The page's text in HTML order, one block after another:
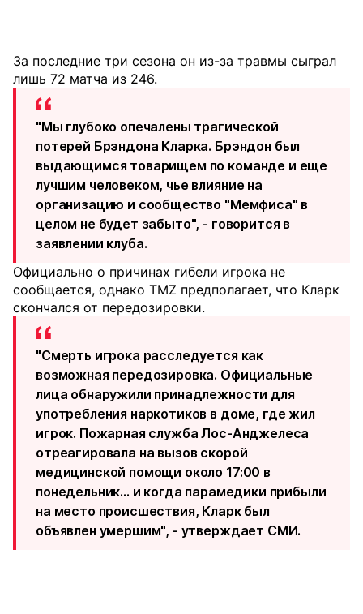
За последние три сезона он из-за травмы сыграл
лишь 72 матча из 246.
"Мы глубоко опечалены трагической
потерей Брэндона Кларка. Брэндон был
выдающимся товарищем по команде и еще
лучшим человеком, чье влияние на
организацию и сообщество "Мемфиса" в
целом не будет забыто", - говорится в
заявлении клуба.
Официально о причинах гибели игрока не
сообщается, однако TMZ предполагает, что Кларк
скончался от передозировки.
"Смерть игрока расследуется как
возможная передозировка. Официальные
лица обнаружили принадлежности для
употребления наркотиков в доме, где жил
игрок. Пожарная служба Лос-Анджелеса
отреагировала на вызов скорой
медицинской помощи около 17:00 в
понедельник... и когда парамедики прибыли
на место происшествия, Кларк был
объявлен умершим", - утверждает СМИ.